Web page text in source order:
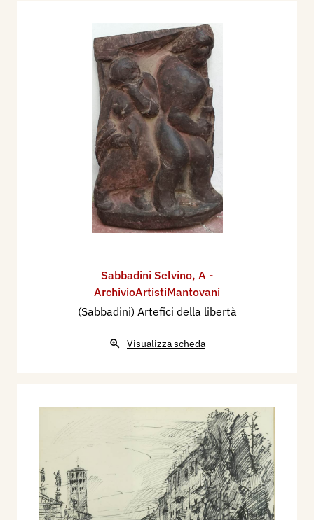
Sabbadini Selvino, A -
ArchivioArtistiMantovani
(Sabbadini) Artefici della libertà
Visualizza scheda